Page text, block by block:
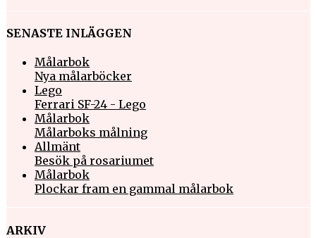
SENASTE INLÄGGEN
Målarbok
Nya målarböcker
Lego
Ferrari SF-24 - Lego
Målarbok
Målarboks målning
Allmänt
Besök på rosariumet
Målarbok
Plockar fram en gammal målarbok
ARKIV